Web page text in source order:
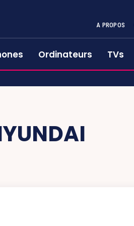
A PROPOS
Ordinateurs TVs